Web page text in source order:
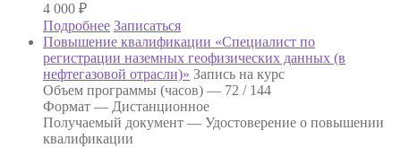
4 000 ₽
Подробнее Записаться
Повышение квалификации «Специалист по
регистрации наземных геофизических данных (в
нефтегазовой отрасли)» Запись на курс
Объем программы (часов) — 72 / 144
Формат — Дистанционное
Получаемый документ — Удостоверение о повышении
квалификации